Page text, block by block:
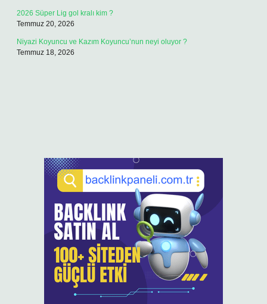
2026 Süper Lig gol kralı kim ?
Temmuz 20, 2026
Niyazi Koyuncu ve Kazım Koyuncu’nun neyi oluyor ?
Temmuz 18, 2026